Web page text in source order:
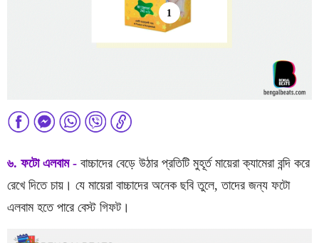
1
৬. ফটো এলবাম - বাচ্চাদের বেড়ে উঠার প্রতিটি মুহূর্ত মায়েরা ক্যামেরা বন্দি করে
রেখে দিতে চায়। যে মায়েরা বাচ্চাদের অনেক ছবি তুলে, তাদের জন্য ফটো
এলবাম হতে পারে বেস্ট গিফট।